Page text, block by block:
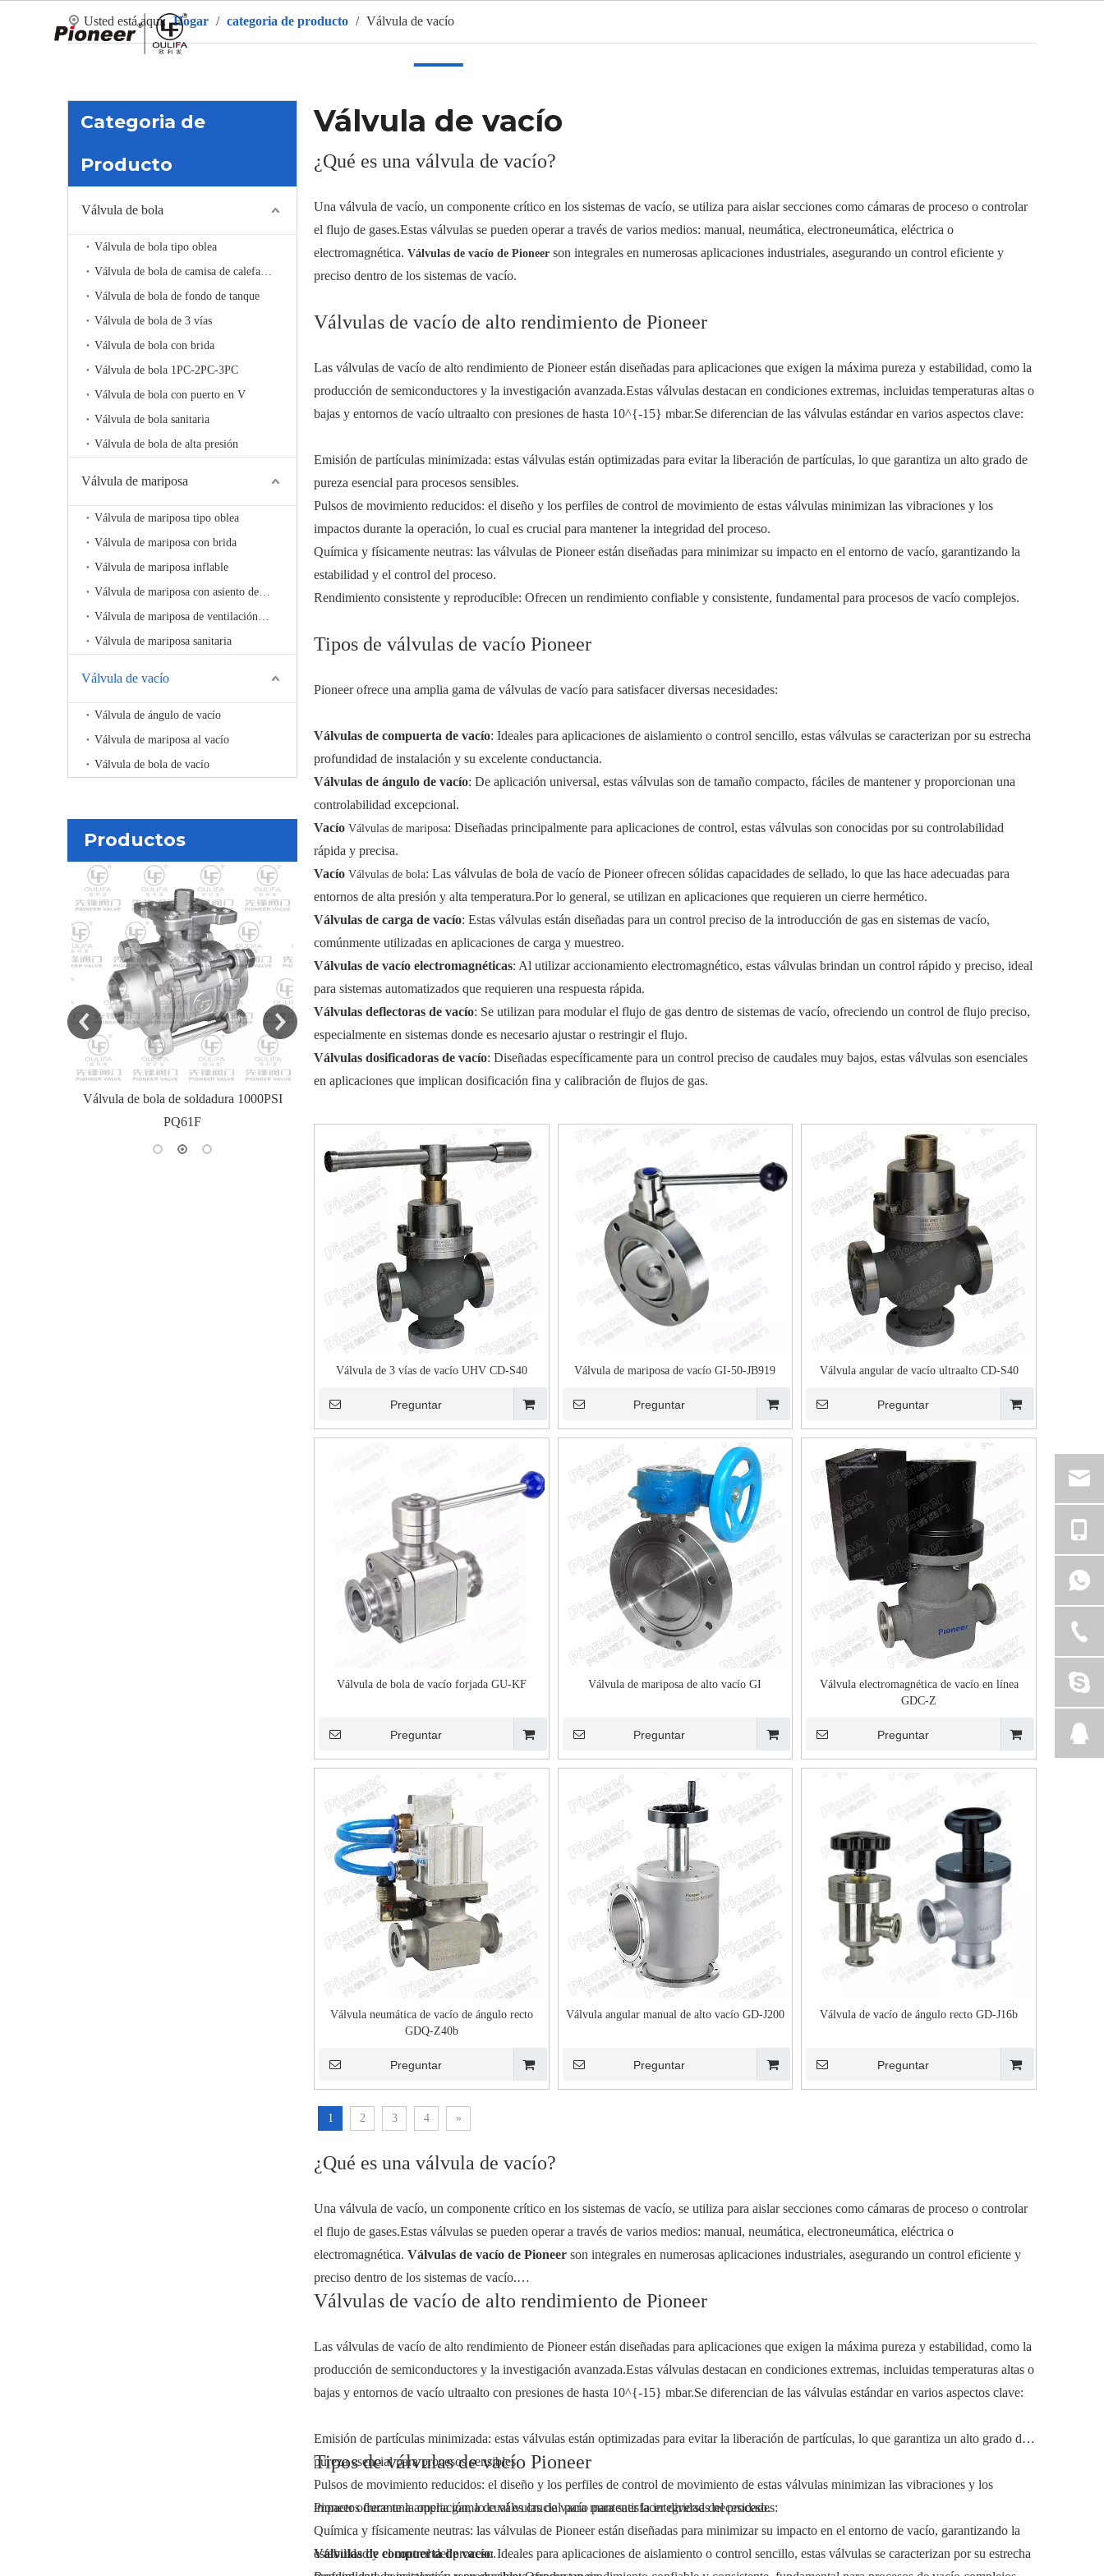
Usted está aquí: Hogar / categoria de producto / Válvula de vacío
Categoria de
Producto
Válvula de bola
Válvula de bola tipo oblea
Válvula de bola de camisa de calefacción
Válvula de bola de fondo de tanque
Válvula de bola de 3 vías
Válvula de bola con brida
Válvula de bola 1PC-2PC-3PC
Válvula de bola con puerto en V
Válvula de bola sanitaria
Válvula de bola de alta presión
Válvula de mariposa
Válvula de mariposa tipo oblea
Válvula de mariposa con brida
Válvula de mariposa inflable
Válvula de mariposa con asiento de metal
Válvula de mariposa de ventilación de alta temperatura
Válvula de mariposa sanitaria
Válvula de vacío
Válvula de ángulo de vacío
Válvula de mariposa al vacío
Válvula de bola de vacío
Productos
Válvula de bola con brida de señal aislada
para medios viscosos
Válvula de bola para fondo de tanque con
vástago inclinado XGQ41F-16P
Válvula de vacío
¿Qué es una válvula de vacío?
Una válvula de vacío, un componente crítico en los sistemas de vacío, se utiliza para aislar secciones como cámaras de proceso o controlar
el flujo de gases.Estas válvulas se pueden operar a través de varios medios: manual, neumática, electroneumática, eléctrica o
electromagnética. Válvulas de vacío de Pioneer son integrales en numerosas aplicaciones industriales, asegurando un control eficiente y
preciso dentro de los sistemas de vacío.
Válvulas de vacío de alto rendimiento de Pioneer
Las válvulas de vacío de alto rendimiento de Pioneer están diseñadas para aplicaciones que exigen la máxima pureza y estabilidad, como la
producción de semiconductores y la investigación avanzada.Estas válvulas destacan en condiciones extremas, incluidas temperaturas altas o
bajas y entornos de vacío ultraalto con presiones de hasta 10^{-15} mbar.Se diferencian de las válvulas estándar en varios aspectos clave:
Emisión de partículas minimizada: estas válvulas están optimizadas para evitar la liberación de partículas, lo que garantiza un alto grado de
pureza esencial para procesos sensibles.
Pulsos de movimiento reducidos: el diseño y los perfiles de control de movimiento de estas válvulas minimizan las vibraciones y los
impactos durante la operación, lo cual es crucial para mantener la integridad del proceso.
Química y físicamente neutras: las válvulas de Pioneer están diseñadas para minimizar su impacto en el entorno de vacío, garantizando la
estabilidad y el control del proceso.
Rendimiento consistente y reproducible: Ofrecen un rendimiento confiable y consistente, fundamental para procesos de vacío complejos.
Tipos de válvulas de vacío Pioneer
Pioneer ofrece una amplia gama de válvulas de vacío para satisfacer diversas necesidades:
Válvulas de compuerta de vacío: Ideales para aplicaciones de aislamiento o control sencillo, estas válvulas se caracterizan por su estrecha
profundidad de instalación y su excelente conductancia.
Válvulas de ángulo de vacío: De aplicación universal, estas válvulas son de tamaño compacto, fáciles de mantener y proporcionan una
controlabilidad excepcional.
Vacío Válvulas de mariposa: Diseñadas principalmente para aplicaciones de control, estas válvulas son conocidas por su controlabilidad
rápida y precisa.
Vacío Válvulas de bola: Las válvulas de bola de vacío de Pioneer ofrecen sólidas capacidades de sellado, lo que las hace adecuadas para
entornos de alta presión y alta temperatura.Por lo general, se utilizan en aplicaciones que requieren un cierre hermético.
Válvulas de carga de vacío: Estas válvulas están diseñadas para un control preciso de la introducción de gas en sistemas de vacío,
comúnmente utilizadas en aplicaciones de carga y muestreo.
Válvulas de vacío electromagnéticas: Al utilizar accionamiento electromagnético, estas válvulas brindan un control rápido y preciso, ideal
para sistemas automatizados que requieren una respuesta rápida.
Válvulas deflectoras de vacío: Se utilizan para modular el flujo de gas dentro de sistemas de vacío, ofreciendo un control de flujo preciso,
especialmente en sistemas donde es necesario ajustar o restringir el flujo.
Válvulas dosificadoras de vacío: Diseñadas específicamente para un control preciso de caudales muy bajos, estas válvulas son esenciales
en aplicaciones que implican dosificación fina y calibración de flujos de gas.
Válvula de 3 vías de vacío UHV CD-S40
Preguntar
Válvula de mariposa de vacío GI-50-JB919
Preguntar
Válvula angular de vacío ultraalto CD-S40
Preguntar
Válvula de bola de vacío forjada GU-KF
Preguntar
Válvula de mariposa de alto vacío GI
Preguntar
Válvula electromagnética de vacío en línea
GDC-Z
Preguntar
Válvula neumática de vacío de ángulo recto
GDQ-Z40b
Preguntar
Válvula angular manual de alto vacío GD-J200
Preguntar
Válvula de vacío de ángulo recto GD-J16b
Preguntar
1 2 3 4 »
¿Qué es una válvula de vacío?
Una válvula de vacío, un componente crítico en los sistemas de vacío, se utiliza para aislar secciones como cámaras de proceso o controlar
el flujo de gases.Estas válvulas se pueden operar a través de varios medios: manual, neumática, electroneumática, eléctrica o
electromagnética. Válvulas de vacío de Pioneer son integrales en numerosas aplicaciones industriales, asegurando un control eficiente y
preciso dentro de los sistemas de vacío.
Válvulas de vacío de alto rendimiento de Pioneer
Las válvulas de vacío de alto rendimiento de Pioneer están diseñadas para aplicaciones que exigen la máxima pureza y estabilidad, como la
producción de semiconductores y la investigación avanzada.Estas válvulas destacan en condiciones extremas, incluidas temperaturas altas o
bajas y entornos de vacío ultraalto con presiones de hasta 10^{-15} mbar.Se diferencian de las válvulas estándar en varios aspectos clave:
Emisión de partículas minimizada: estas válvulas están optimizadas para evitar la liberación de partículas, lo que garantiza un alto grado de
pureza esencial para procesos sensibles.
Pulsos de movimiento reducidos: el diseño y los perfiles de control de movimiento de estas válvulas minimizan las vibraciones y los
impactos durante la operación, lo cual es crucial para mantener la integridad del proceso.
Química y físicamente neutras: las válvulas de Pioneer están diseñadas para minimizar su impacto en el entorno de vacío, garantizando la
estabilidad y el control del proceso.
Tipos de válvulas de vacío Pioneer
Pioneer ofrece una amplia gama de válvulas de vacío para satisfacer diversas necesidades:
Válvulas de compuerta de vacío: Ideales para aplicaciones de aislamiento o control sencillo, estas válvulas se caracterizan por su estrecha